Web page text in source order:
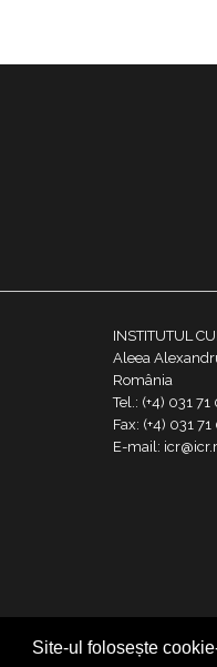
Site-ul folosește
INSTITUTUL
Aleea
România
Tel.: (+4) 031
Fax: (+4) 031
E-mail: